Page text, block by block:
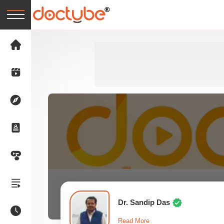
Dr. Sandip Das
Read More